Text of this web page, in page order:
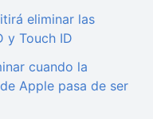
eliminar las
y Touch ID
cuando la
Apple pasa de ser